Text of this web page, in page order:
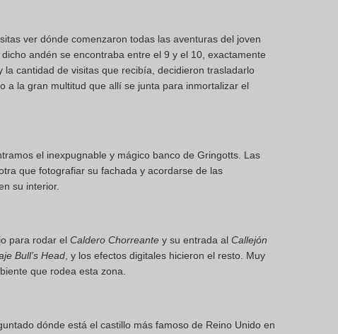
ver dónde comenzaron todas las aventuras del joven
andén se encontraba entre el 9 y el 10, exactamente
cantidad de visitas que recibía, decidieron trasladarlo
a la gran multitud que allí se junta para inmortalizar el
el inexpugnable y mágico banco de Gringotts. Las
que fotografiar su fachada y acordarse de las
su interior.
para rodar el Caldero Chorreante y su entrada al Callejón
Bull’s Head , y los efectos digitales hicieron el resto. Muy
que rodea esta zona.
dónde está el castillo más famoso de Reino Unido en